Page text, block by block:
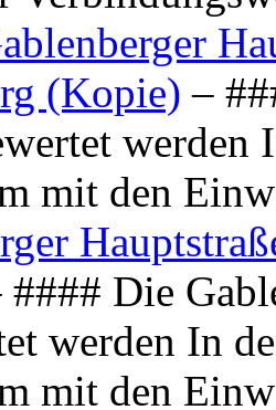
(Kopie) –
werden
mit den
#### Die
werden In
mit den